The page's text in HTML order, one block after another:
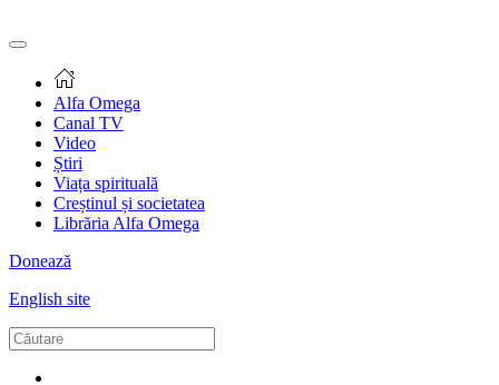
Alfa Omega
Canal TV
Video
Știri
Viața spirituală
Creștinul și societatea
Librăria Alfa Omega
Donează
English site